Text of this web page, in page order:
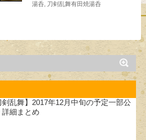
湯呑, 刀剣乱舞有田焼湯呑
剣乱舞】2017年12月中旬の予定一部公
詳細まとめ